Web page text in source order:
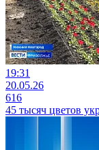
19:31
20.05.26
616
45 тысяч цветов